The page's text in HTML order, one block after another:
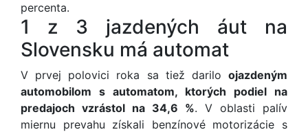
percenta.
1 z 3 jazdených áut na
Slovensku má automat
V prvej polovici roka sa tiež darilo ojazdeným
automobilom s automatom, ktorých podiel na
predajoch vzrástol na 34,6 %. V oblasti palív
miernu prevahu získali benzínové motorizácie s